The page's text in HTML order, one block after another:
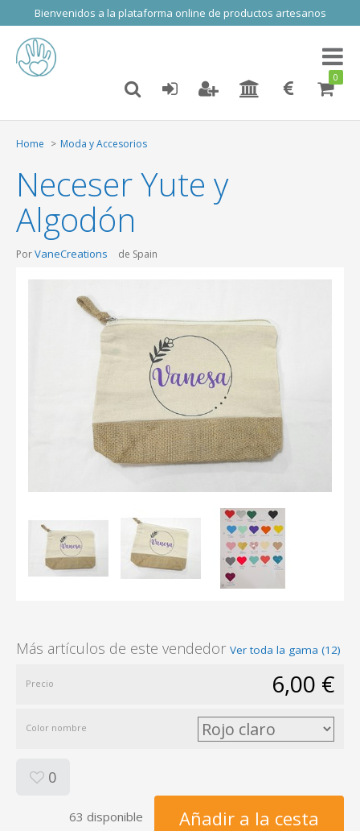
Bienvenidos a la plataforma online de productos artesanos
Toggle
0
Home Moda y Accesorios
Neceser Yute y
Algodón
PorVaneCreations de Spain
Más artículos de este vendedor Ver toda la gama (12)
Precio 6,00 €
Color nombre
0
63 disponible Añadir a la cesta